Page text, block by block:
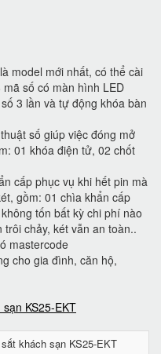
model mới nhất, có thể cài
số có màn hình LED
3 lần và tự động khóa bàn
số giúp việc đóng mở
01 khóa điện tử, 02 chốt
cấp phục vụ khi hết pin mà
gồm: 01 chìa khẩn cấp
tốn bất kỳ chi phí nào
trôi chảy, két vẫn an toàn..
mastercode
cho gia đình, căn hộ,
khách sạn KS25-EKT